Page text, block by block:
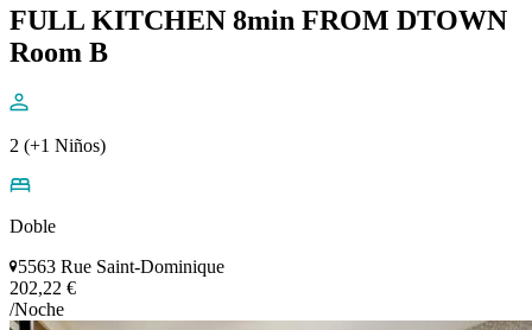
FULL KITCHEN 8min FROM DTOWN
Room B
2 (+1 Niños)
Doble
5563 Rue Saint-Dominique
202,22 €
/Noche